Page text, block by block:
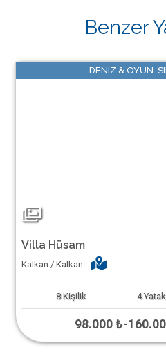
Benzer
DENIZ & OYUN
Villa Hüsam
Kalkan / Kalkan
8 Kişilik 4
98.000 ₺-